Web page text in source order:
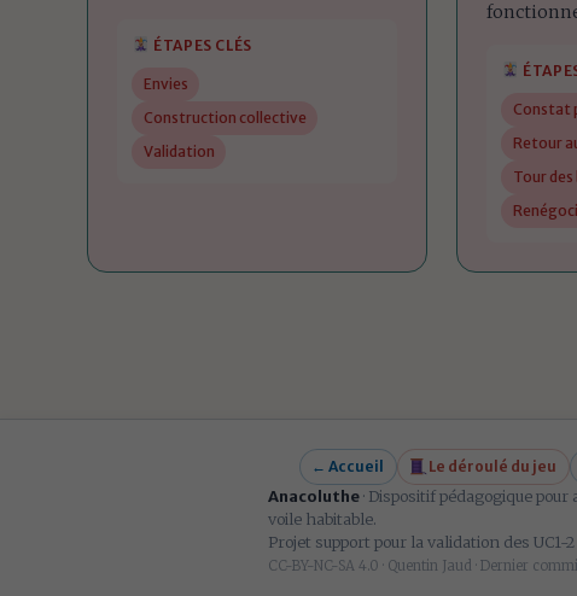
ÉTAPES CLÉS
Envies
Construction collective
Validation
Constat
Retour
Tour des
← Accueil Le déroulé du jeu
Anacoluthe· Dispositif pédagogique
voile habitable.
Projet support pour la validation des UC1-2
CC-BY-NC-SA 4.0 · Quentin Jaud · Dernier